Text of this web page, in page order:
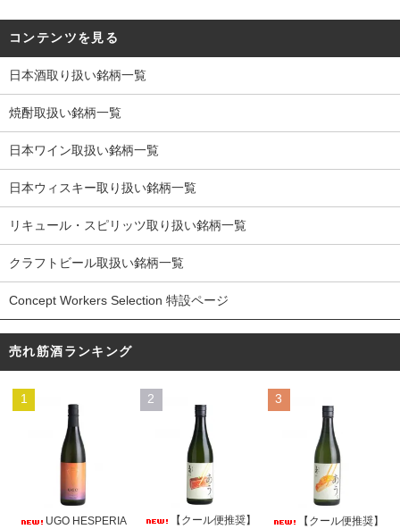
コンテンツを見る
日本酒取り扱い銘柄一覧
焼酎取扱い銘柄一覧
日本ワイン取扱い銘柄一覧
日本ウィスキー取り扱い銘柄一覧
リキュール・スピリッツ取り扱い銘柄一覧
クラフトビール取扱い銘柄一覧
Concept Workers Selection 特設ページ
売れ筋酒ランキング
1
UGO HESPERIA
2
【クール便推奨】
3
【クール便推奨】